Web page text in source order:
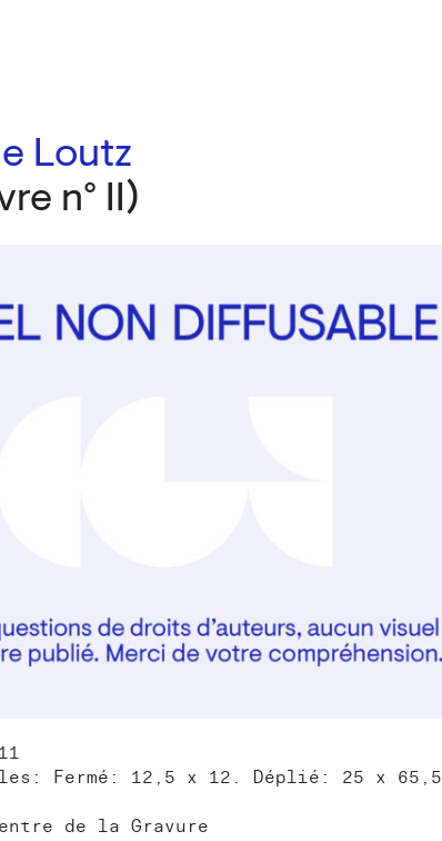
Loutz
n° II)
Fermé: 12,5 x 12. Déplié: 25 x 65,5
de la Gravure